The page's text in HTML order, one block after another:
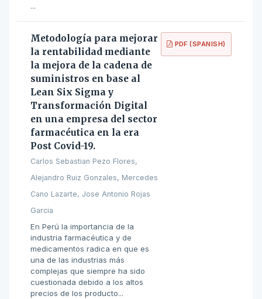
...
Metodología para mejorar
la rentabilidad mediante
la mejora de la cadena de
suministros en base al
Lean Six Sigma y
Transformación Digital
en una empresa del sector
farmacéutica en la era
Post Covid-19.
Carlos Sebastian Pezo Flores,
Alejandro Ruiz Gonzales, Mercedes
Cano Lazarte, Jose Antonio Rojas
Garcia
En Perú la importancia de la
industria farmacéutica y de
medicamentos radica en que es
una de las industrias más
complejas que siempre ha sido
cuestionada debido a los altos
precios de los producto...
PDF (SPANISH)